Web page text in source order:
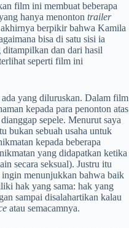
film ini membuat beberapa
hanya menonton trailer
berpikir bahwa Kamila
bisa di satu sisi ia
ditampilkan dan dari hasil
seperti film ini
ada yang diluruskan. Dalam film
kepada para penonton atas
sepele. Menurut saya
bukan sebuah usaha untuk
kepada beberapa
yang didapatkan ketika
secara seksual). Justru itu
menunjukkan bahwa baik
hak yang sama: hak yang
sampai disalahartikan kalau
atau semacamnya.